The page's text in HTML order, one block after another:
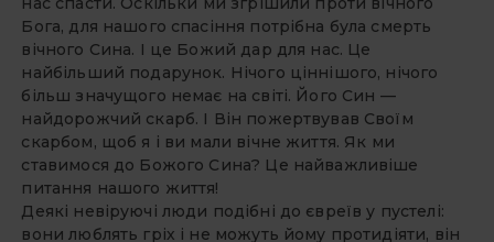
Бога, для нашого спасіння потрібна була смерть
вічного Сина. І це Божий дар для нас. Це
найбільший подарунок. Нічого ціннішого, нічого
більш значущого немає на світі. Його Син —
найдорожчий скарб. І Він пожертвував Своїм
скарбом, щоб я і ви мали вічне життя. Як ми
ставимося до Божого Сина? Це найважливіше
питання нашого життя!
Деякі невіруючі люди подібні до євреїв у пустелі:
вони люблять гріх і не можуть йому протидіяти, він